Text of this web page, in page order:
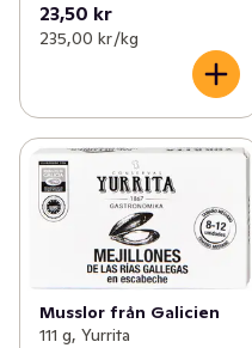
23,50 kr
235,00 kr /kg
Musslor från Galicien
111 g, Yurrita